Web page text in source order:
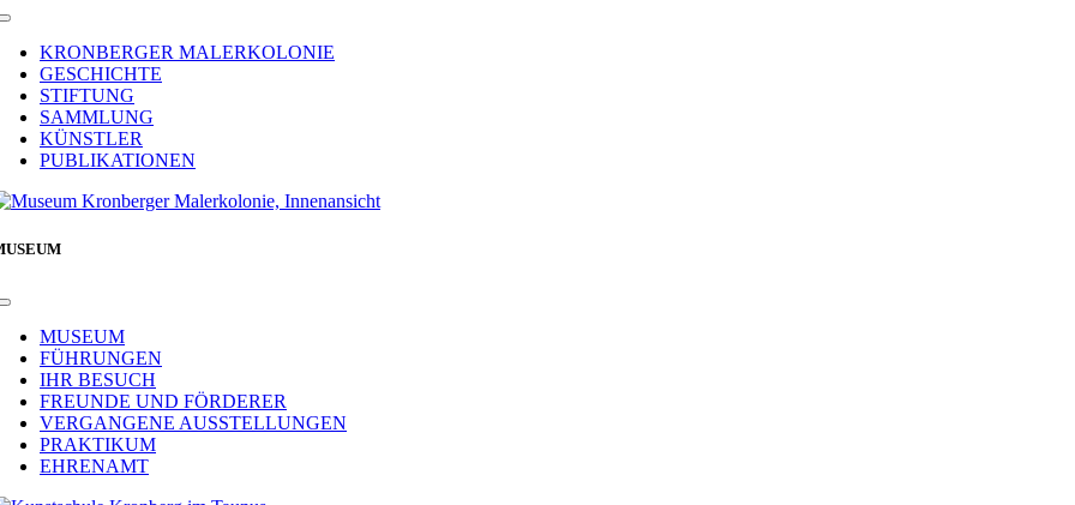
Toggle
NavigationKRONBERGER MALERKOLONIE
GESCHICHTE
STIFTUNG
SAMMLUNG
KÜNSTLER
PUBLIKATIONEN
Toggle
NavigationMUSEUM
FÜHRUNGEN
IHR BESUCH
FREUNDE UND FÖRDERER
VERGANGENE AUSSTELLUNGEN
PRAKTIKUM
EHRENAMT